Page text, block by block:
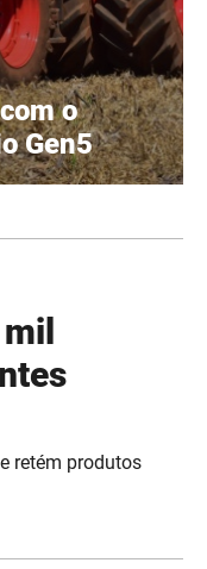
o
Gen5
retém produtos